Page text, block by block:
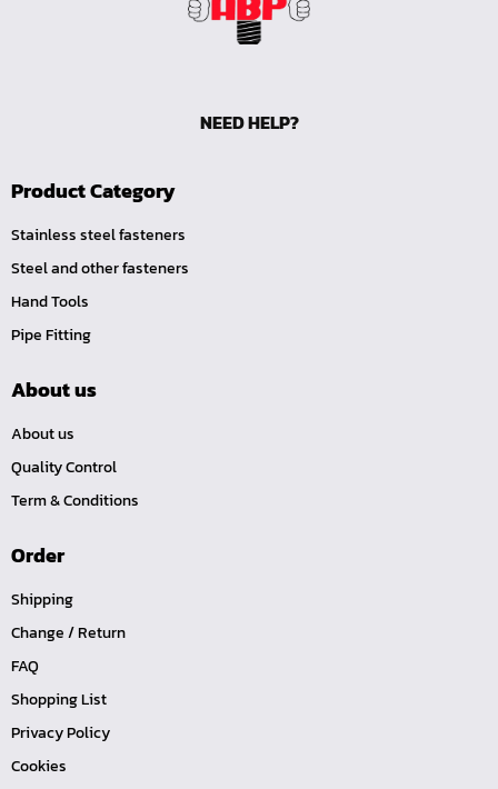
หน้าแปลนเชื่อม SUS304 JEF 5K FF
หน้าแปลนเหล็กเกลียวใน JEF PN40
หน้าแปลนเหล็กเกลียวใน JEF 10K TR
หน้าแปลนเหล็กเกลียวใน JEF 150P
หน้าแปลนเหล็กสวมเชื่อม JEF SWRF 150P
หน้าแปลนเหล็กคอสูง JEF WNRF 300P
หน้าแปลนเหล็กคอสูง JEF WNRF PN40
หน้าแปลนเหล็กคอสูง JEF WNRF PN16
หน้าแปลนเหล็กบอด JEF 10K FF ชุบกัลวาไนซ์
หน้าแปลนเหล็กบอด JEF 150P RF ชุบกัลวาไนซ์
หน้าแปลนเชื่อมเหล็ก JEF 150P RF ชุบกัลวาไนซ์
หน้าแปลนเชื่อมเหล็ก JEF PN16 RF
หน้าแปลนเชื่อมเหล็ก JEF 300P RF
คีมตัดสายเคเบิ้ล
คีมย้ำสายไฟ
คีมล๊อค
NEED HELP?
Product Category
Stainless steel fasteners
Steel and other fasteners
Hand Tools
Pipe Fitting
About us
About us
Quality Control
Term & Conditions
Order
Shipping
Change / Return
FAQ
Shopping List
Privacy Policy
Cookies